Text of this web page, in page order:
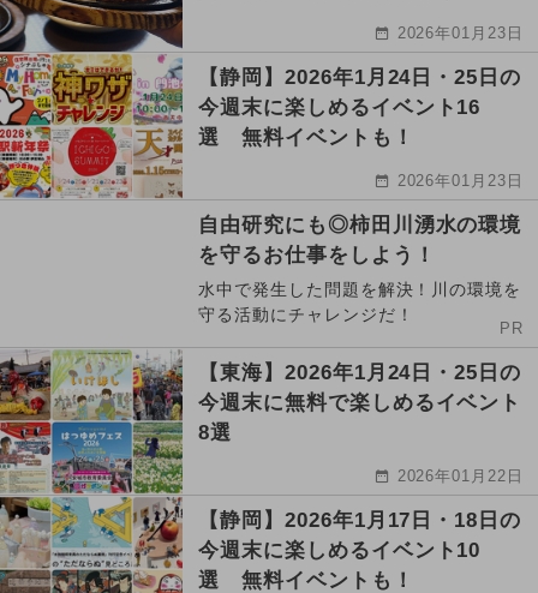
2026年01月23日
【静岡】2026年1月24日・25日の
今週末に楽しめるイベント16
選 無料イベントも！
2026年01月23日
自由研究にも◎柿田川湧水の環境
を守るお仕事をしよう！
水中で発生した問題を解決！川の環境を
守る活動にチャレンジだ！
PR
【東海】2026年1月24日・25日の
今週末に無料で楽しめるイベント
8選
2026年01月22日
【静岡】2026年1月17日・18日の
今週末に楽しめるイベント10
選 無料イベントも！